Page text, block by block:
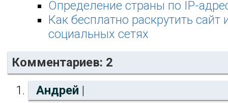
Определение страны по IP-
Как бесплатно раскрутить сайт
социальных сетях
Комментариев: 2
Андрей |